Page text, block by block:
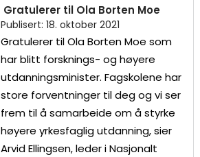
Gratulerer til Ola Borten Moe
Publisert: 18. oktober 2021
Gratulerer til Ola Borten Moe som
har blitt forsknings- og høyere
utdanningsminister. Fagskolene har
store forventninger til deg og vi ser
frem til å samarbeide om å styrke
høyere yrkesfaglig utdanning, sier
Arvid Ellingsen, leder i Nasjonalt